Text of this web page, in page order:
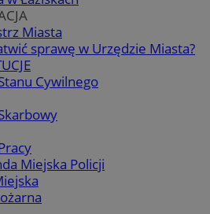
Miasta
sprawę w Urzędzie Miasta?
Cywilnego
Miejska Policji